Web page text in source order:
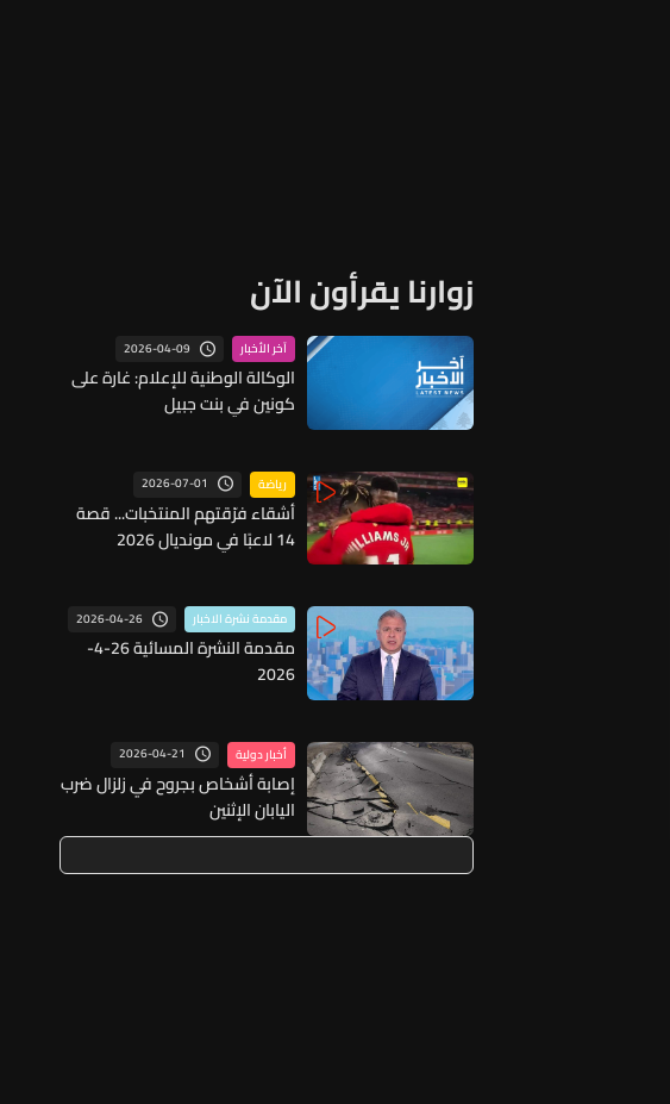
زوارنا يقرأون الآن
آخر الأخبار 2026-04-09
الوكالة الوطنية للإعلام: غارة على
كونين في بنت جبيل
رياضة 2026-07-01
أشقاء فرّقتهم المنتخبات... قصة
14 لاعبًا في مونديال 2026
مقدمة نشرة الاخبار 2026-04-26
مقدمة النشرة المسائية 26-4-
2026
أخبار دولية 2026-04-21
إصابة أشخاص بجروح في زلزال ضرب
اليابان الإثنين